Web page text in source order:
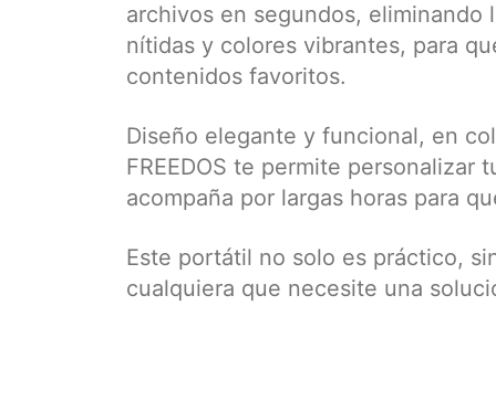
archivos en segundos,
nítidas y colores vibrantes, para
contenidos favoritos.
Diseño elegante y funcional, en
FREEDOS te permite
acompaña por largas horas para
Este portátil no solo es práctico,
cualquiera que necesite una